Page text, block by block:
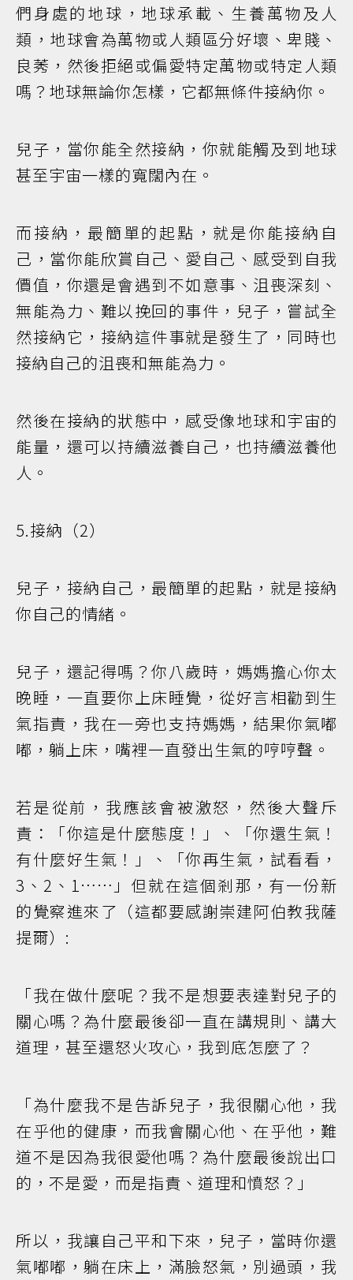
們身處的地球，地球承載、生養萬物及人
類，地球會為萬物或人類區分好壞、卑賤、
良莠，然後拒絕或偏愛特定萬物或特定人類
嗎？地球無論你怎樣，它都無條件接納你。
兒子，當你能全然接納，你就能觸及到地球
甚至宇宙一樣的寬闊內在。
而接納，最簡單的起點，就是你能接納自
己，當你能欣賞自己、愛自己、感受到自我
價值，你還是會遇到不如意事、沮喪深刻、
無能為力、難以挽回的事件，兒子，嘗試全
然接納它，接納這件事就是發生了，同時也
接納自己的沮喪和無能為力。
然後在接納的狀態中，感受像地球和宇宙的
能量，還可以持續滋養自己，也持續滋養他
人。
5.接納（2）
兒子，接納自己，最簡單的起點，就是接納
你自己的情緒。
兒子，還記得嗎？你八歲時，媽媽擔心你太
晚睡，一直要你上床睡覺，從好言相勸到生
氣指責，我在一旁也支持媽媽，結果你氣嘟
嘟，躺上床，嘴裡一直發出生氣的哼哼聲。
若是從前，我應該會被激怒，然後大聲斥
責：「你這是什麼態度！」、「你還生氣！
有什麼好生氣！」、「你再生氣，試看看，
3、2、1……」但就在這個剎那，有一份新
的覺察進來了（這都要感謝崇建阿伯教我薩
提爾）:
「我在做什麼呢？我不是想要表達對兒子的
關心嗎？為什麼最後卻一直在講規則、講大
道理，甚至還怒火攻心，我到底怎麼了？
「為什麼我不是告訴兒子，我很關心他，我
在乎他的健康，而我會關心他、在乎他，難
道不是因為我很愛他嗎？為什麼最後說出口
的，不是愛，而是指責、道理和憤怒？」
所以，我讓自己平和下來，兒子，當時你還
氣嘟嘟，躺在床上，滿臉怒氣，別過頭，我